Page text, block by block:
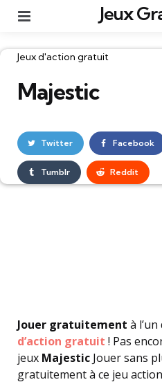
Jeux
Catégories
Jeux d'action gratuit
Majestic
Twitter Facebook
Tumblr Reddit
Jouer gratuitement à
d’action gratuit ! Pas
jeux Majestic Jouer sans
gratuitement à ce jeu action